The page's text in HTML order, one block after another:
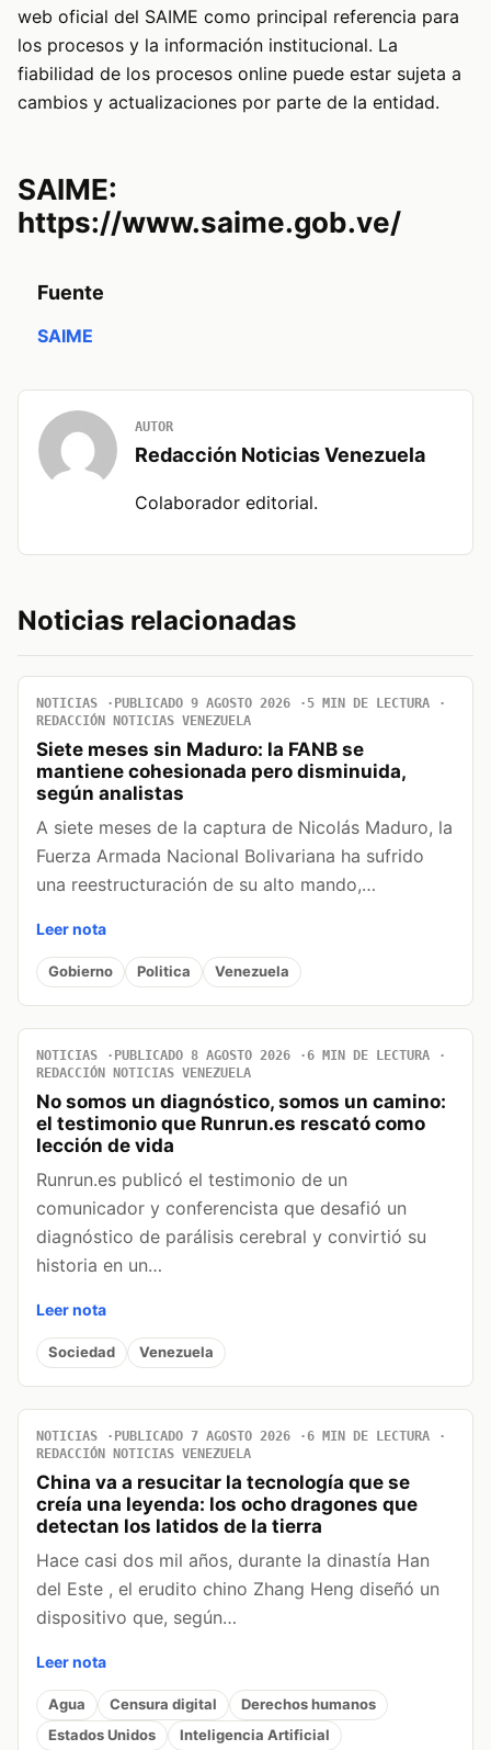
web oficial del SAIME como principal referencia para
los procesos y la información institucional. La
fiabilidad de los procesos online puede estar sujeta a
cambios y actualizaciones por parte de la entidad.
SAIME:
https://www.saime.gob.ve/
Fuente
SAIME
AUTOR
Redacción Noticias Venezuela
Colaborador editorial.
Noticias relacionadas
NOTICIAS PUBLICADO 9 AGOSTO 2026
5 MIN DE LECTURA
REDACCIÓN NOTICIAS VENEZUELA
Siete meses sin Maduro: la FANB se
mantiene cohesionada pero disminuida,
según analistas
A siete meses de la captura de Nicolás Maduro, la
Fuerza Armada Nacional Bolivariana ha sufrido
una reestructuración de su alto mando,…
Leer nota
Gobierno Politica Venezuela
NOTICIAS PUBLICADO 8 AGOSTO 2026
6 MIN DE LECTURA
REDACCIÓN NOTICIAS VENEZUELA
No somos un diagnóstico, somos un camino:
el testimonio que Runrun.es rescató como
lección de vida
Runrun.es publicó el testimonio de un
comunicador y conferencista que desafió un
diagnóstico de parálisis cerebral y convirtió su
historia en un…
Leer nota
Sociedad Venezuela
NOTICIAS PUBLICADO 7 AGOSTO 2026
6 MIN DE LECTURA
REDACCIÓN NOTICIAS VENEZUELA
China va a resucitar la tecnología que se
creía una leyenda: los ocho dragones que
detectan los latidos de la tierra
Hace casi dos mil años, durante la dinastía Han
del Este , el erudito chino Zhang Heng diseñó un
dispositivo que, según…
Leer nota
Agua Censura digital
Derechos humanos
Estados Unidos
Inteligencia Artificial